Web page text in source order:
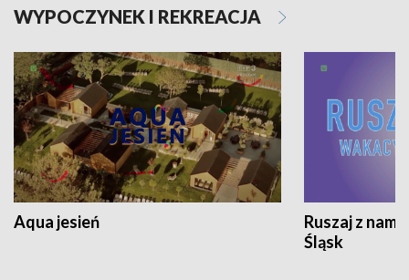
WYPOCZYNEK I REKREACJA
Aqua jesień
Ruszaj z
Śląsk